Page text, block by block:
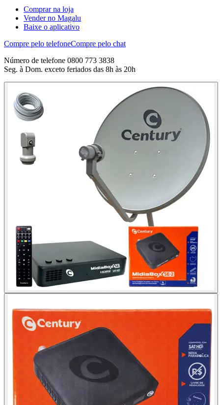
Comprar na loja
Vender no Magalu
Baixe o aplicativo
Compre pelo telefoneCompre pelo chat
Número de telefone 0800 773 3838
Seg. à Dom. exceto feriados das 8h às 20h